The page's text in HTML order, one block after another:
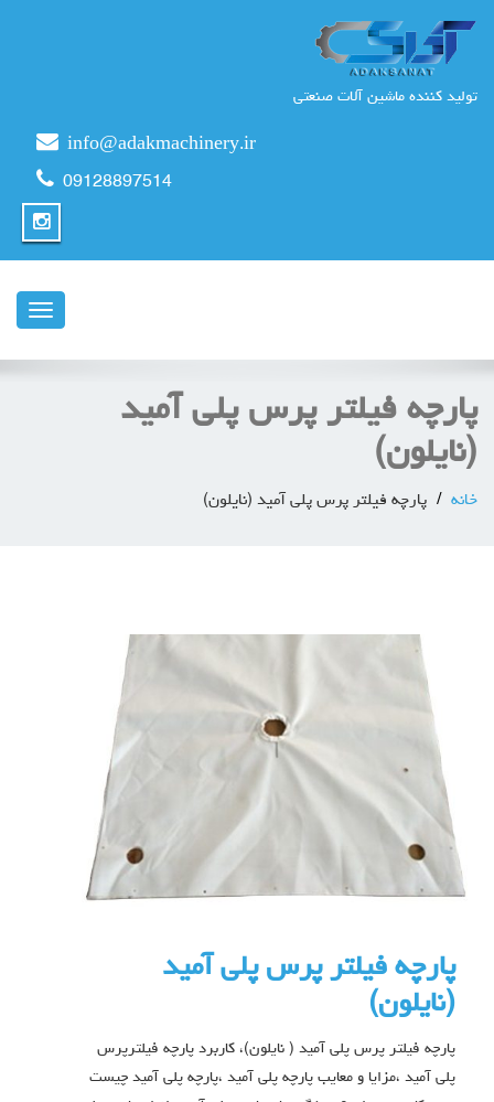
تولید کننده ماشین آلات صنعتی
info@adakmachinery.ir
09128897514
ناوبری
پارچه فیلتر پرس پلی آمید
(نایلون)
خانه پارچه فیلتر پرس پلی آمید (نایلون)
پارچه فیلتر پرس پلی آمید
(نایلون)
پارچه فیلتر پرس پلی آمید ( نایلون)، کاربرد پارچه فیلترپرس
پلی آمید ،مزایا و معایب پارچه پلی آمید ،پارچه پلی آمید چیست